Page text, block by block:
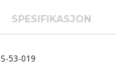
SPESIFIKASJON
S-53-019